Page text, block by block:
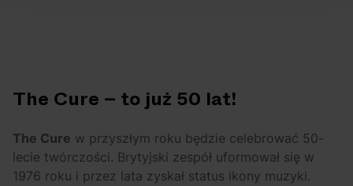
The Cure – to już 50 lat!
The Cure w przyszłym roku będzie celebrować 50-
lecie twórczości. Brytyjski zespół uformował się w
1976 roku i przez lata zyskał status ikony muzyki.